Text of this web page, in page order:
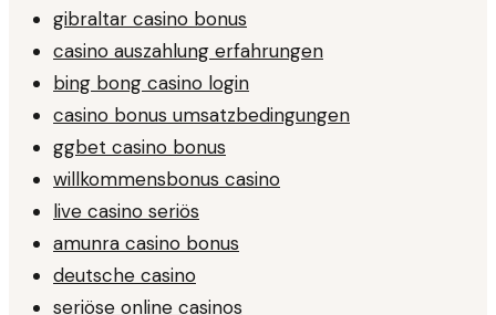
gibraltar casino bonus
casino auszahlung erfahrungen
bing bong casino login
casino bonus umsatzbedingungen
ggbet casino bonus
willkommensbonus casino
live casino seriös
amunra casino bonus
deutsche casino
seriöse online casinos